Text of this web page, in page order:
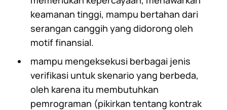
keamanan tinggi, mampu bertahan dari
serangan canggih yang didorong oleh
motif finansial.
mampu mengeksekusi berbagai jenis
verifikasi untuk skenario yang berbeda,
oleh karena itu membutuhkan
pemrograman (pikirkan tentang kontrak